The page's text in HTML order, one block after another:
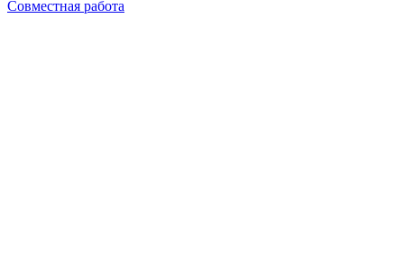
Совместная работа